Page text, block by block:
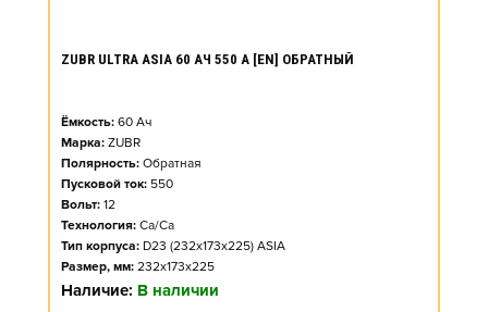
ZUBR ULTRA ASIA 60 АЧ 550 А [EN] ОБРАТНЫЙ
Ёмкость: 60 Ач
Марка: ZUBR
Полярность: Обратная
Пусковой ток: 550
Вольт: 12
Технология: Ca/Ca
Тип корпуса: D23 (232x173x225) ASIA
Размер, мм: 232x173x225
Наличие: В наличии